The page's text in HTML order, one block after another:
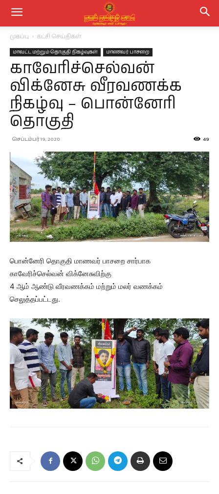
முகப்பு கட்சி செய்திகள்
மாவட்ட மற்றும் தொகுதி நிகழ்வுகள் மாணவர் பாசறை
காவேரிச்செல்வன்
விக்னேசு வீரவணக்க
நிகழ்வு – பொன்னேரி
தொகுதி
செப்டம்பர் 19, 2020 49
பொன்னேரி தொகுதி மாணவர் பாசறை சார்பாக
காவேரிச்செல்வன் விக்னேசுவிற்கு
4 ஆம் ஆண்டு வீரவணக்கம் மற்றும் மலர் வணக்கம்
செலுத்தப்பட்டது.